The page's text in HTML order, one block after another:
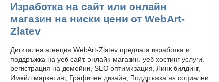
Изработка на сайт или онлайн
магазин на ниски цени от WebArt-
Zlatev
Дигитална агенция WebArt-Zlatev предлага изработка и
поддръжка на уеб сайт, онлайн магазин, уеб хостинг услуги,
регистрация на домейни, SEO оптимизация, Линк билдинг,
Имейл маркетинг, Графичен дизайн, Поддръжка на социални